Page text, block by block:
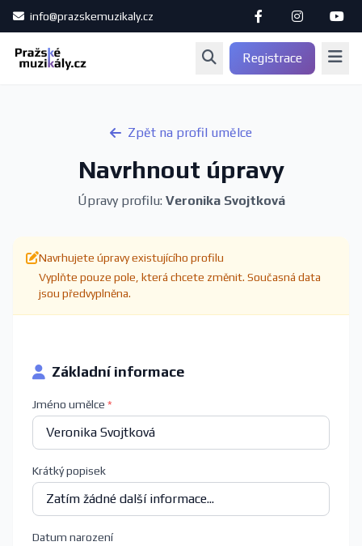
info@prazskemuzikaly.cz
Registrace
Zpět na profil umělce
Navrhnout úpravy
Úpravy profilu: Veronika Svojtková
Navrhujete úpravy existujícího profilu
Vyplňte pouze pole, která chcete změnit. Současná data
jsou předvyplněna.
Základní informace
Jméno umělce *
Krátký popisek
Datum narození